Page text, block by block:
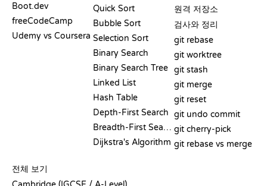
Boot.dev
freeCodeCamp
Udemy vs Coursera
Quick Sort
Bubble Sort
Selection Sort
Binary Search
Binary Search Tree
Linked List
Hash Table
Depth-First Search
Breadth-First Search
Dijkstra's Algorithm
원격 저장소
검사와 정리
git rebase
git worktree
git stash
git merge
git reset
git undo commit
git cherry-pick
git rebase vs merge
전체 보기